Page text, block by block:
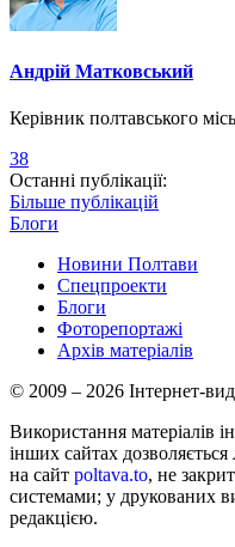
Андрій Матковський
Керівник полтавського
38
Останні публікації:
Більше публікацій
Блоги
Новини Полтави
Спецпроекти
Блоги
Фоторепортажі
Архів матеріалів
© 2009 – 2026 Інтернет-
Використання матеріалів
інших сайтах
на сайт poltava.to, не
системами; у друкованих
редакцією.